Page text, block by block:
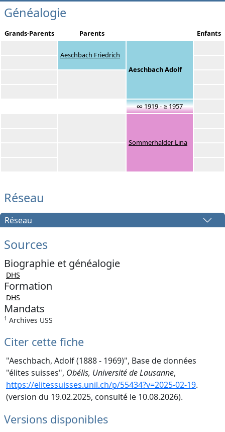
Généalogie
Grands-Parents Parents Enfants
Aeschbach Friedrich
Aeschbach Adolf
∞ 1919 - ≥ 1957
Sommerhalder Lina
Réseau
Réseau
Sources
Biographie et généalogie
DHS
Formation
DHS
Mandats
1 Archives USS
Citer cette fiche
"Aeschbach, Adolf (1888 - 1969)", Base de données
"élites suisses", Obélis, Université de Lausanne,
https://elitessuisses.unil.ch/p/55434?v=2025-02-19.
(version du 19.02.2025, consulté le 10.08.2026).
Versions disponibles